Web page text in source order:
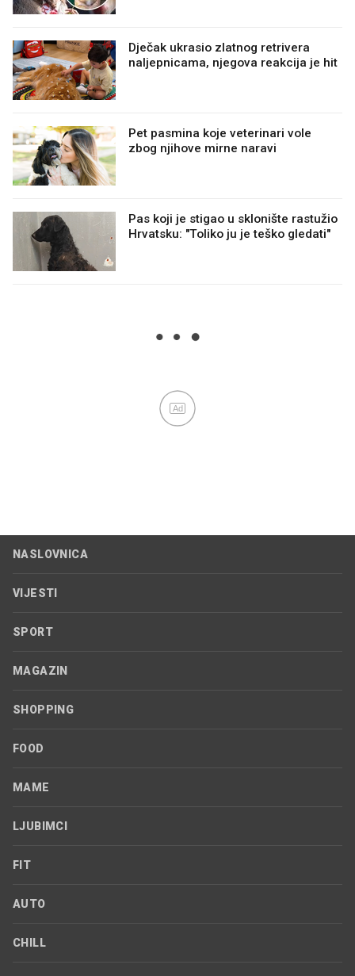
Dječak ukrasio zlatnog retrivera
naljepnicama, njegova reakcija je hit
Pet pasmina koje veterinari vole
zbog njihove mirne naravi
Pas koji je stigao u sklonište rastužio
Hrvatsku: "Toliko ju je teško gledati"
Ad
NASLOVNICA
VIJESTI
SPORT
MAGAZIN
SHOPPING
FOOD
MAME
LJUBIMCI
FIT
AUTO
CHILL